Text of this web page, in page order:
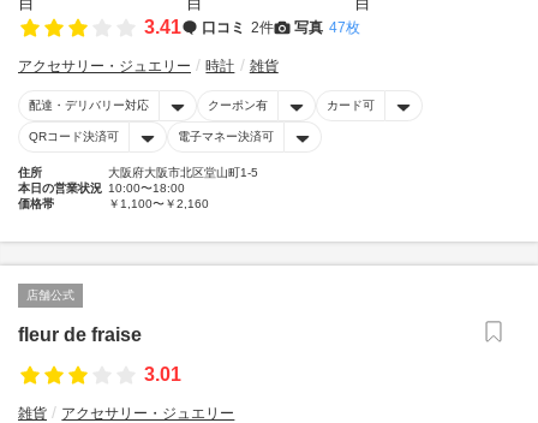
3.41 口コミ 2件 写真 47枚
アクセサリー・ジュエリー 時計 雑貨
配達・デリバリー対応 クーポン有 カード可
QRコード決済可 電子マネー決済可
住所
大阪府大阪市北区堂山町1-5
本日の営業状況 10:00〜18:00
価格帯
￥1,100〜￥2,160
店舗公式
fleur de fraise
3.01
雑貨 アクセサリー・ジュエリー